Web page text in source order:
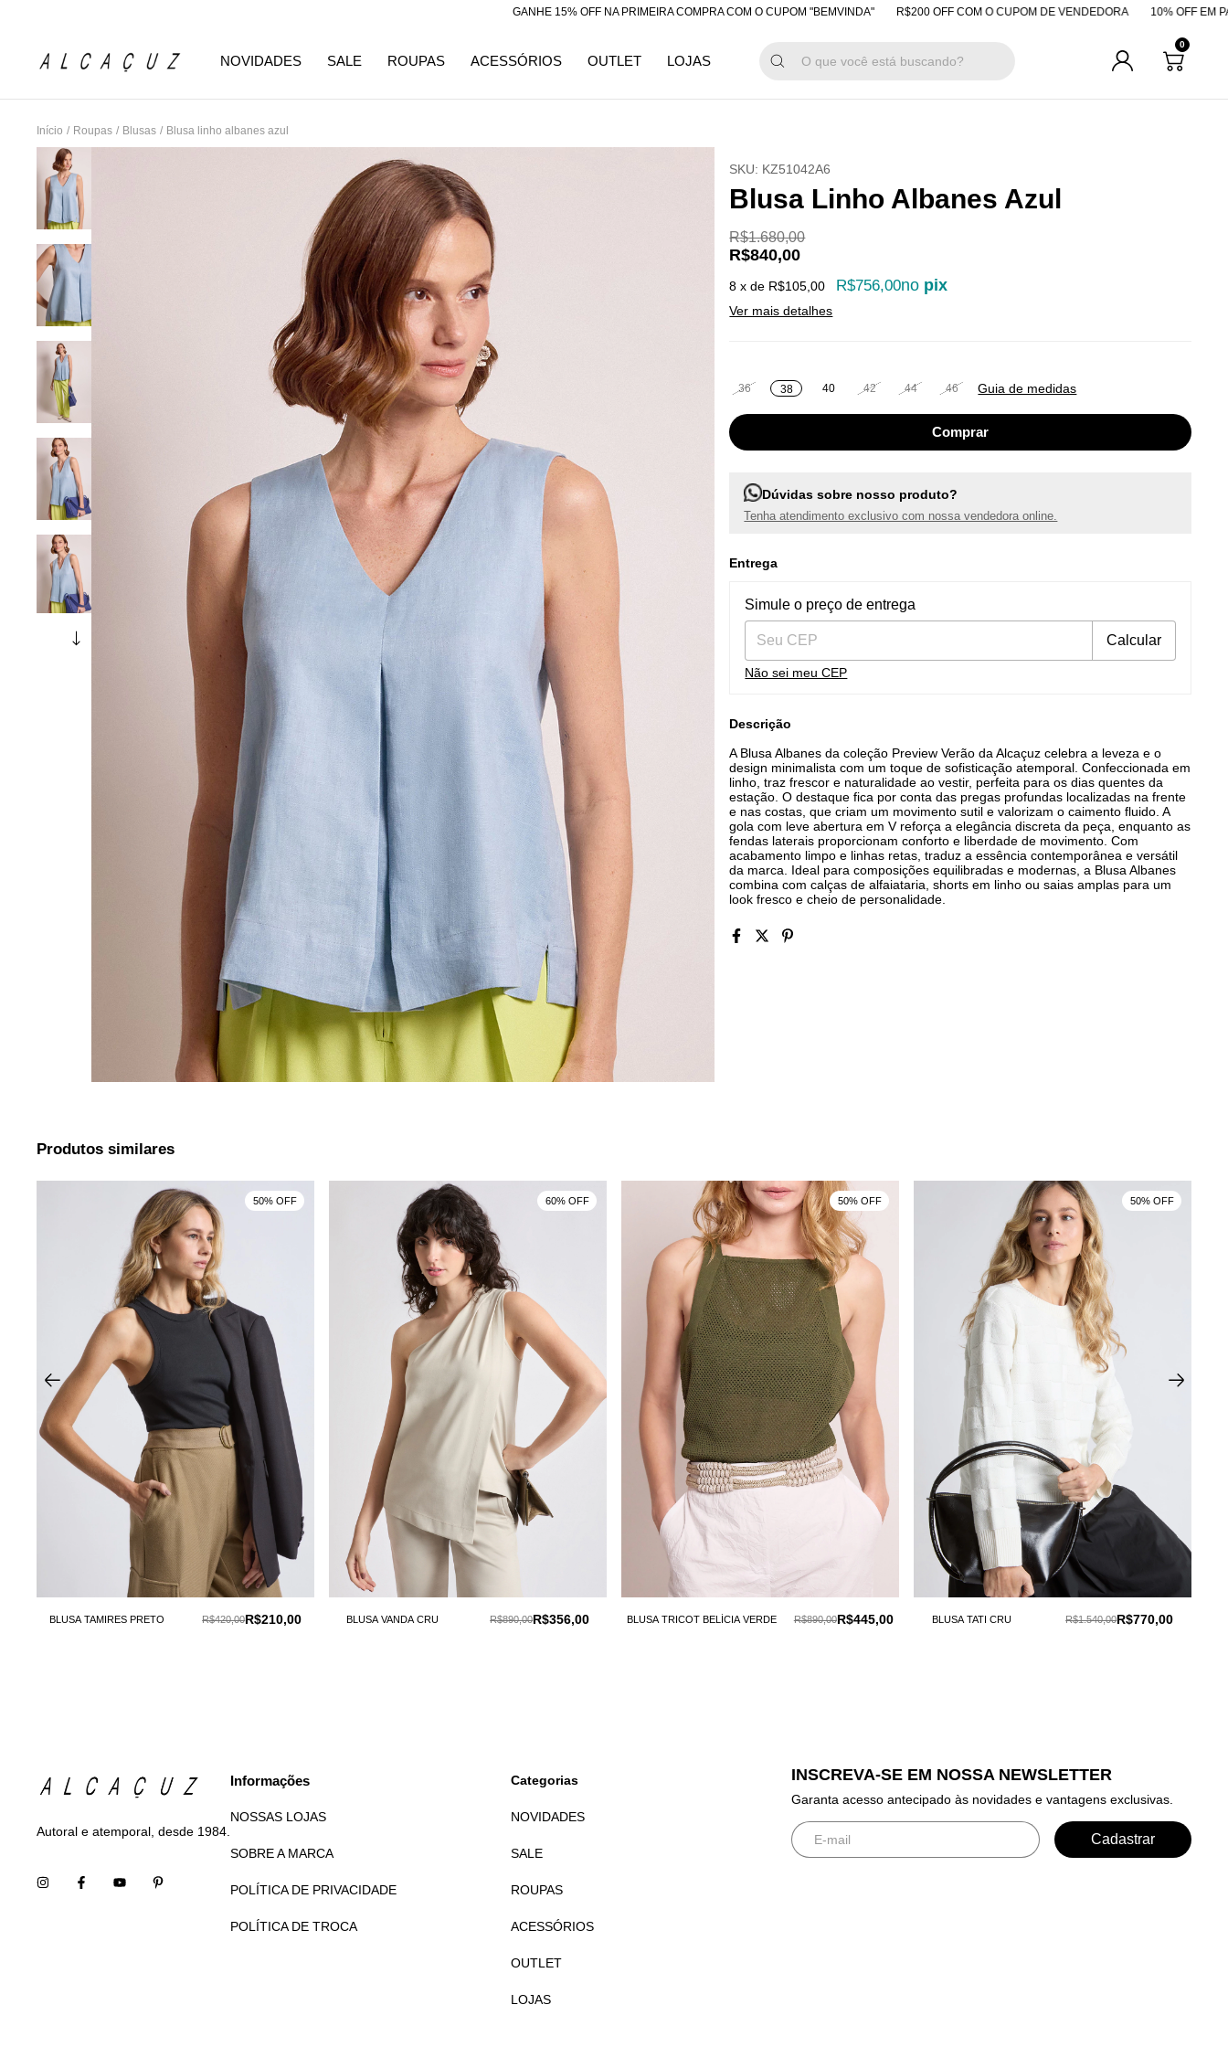
GANHE 15% OFF NA PRIMEIRA COMPRA COM O CUPOM "BEMVINDA" R$200 OFF COM O CUPOM DE VENDEDORA 10% OFF EM
NOVIDADES SALE ROUPAS ACESSÓRIOS OUTLET LOJAS
0
Início / Roupas / Blusas / Blusa linho albanes azul
SKU: KZ51042A6
Blusa Linho Albanes Azul
R$1.680,00
R$840,00
8 x de R$105,00 R$756,00no pix
Ver mais detalhes
36 38 40 42 44 46 Guia de medidas
Dúvidas sobre nosso produto?
Tenha atendimento exclusivo com nossa vendedora online.
Entrega
Entregas para o CEP:
Simule o preço de entrega
Calcular
Não sei meu CEP
Descrição
A Blusa Albanes da coleção Preview Verão da Alcaçuz celebra a leveza e o
design minimalista com um toque de sofisticação atemporal. Confeccionada em
linho, traz frescor e naturalidade ao vestir, perfeita para os dias quentes da
estação. O destaque fica por conta das pregas profundas localizadas na frente
e nas costas, que criam um movimento sutil e valorizam o caimento fluido. A
gola com leve abertura em V reforça a elegância discreta da peça, enquanto as
fendas laterais proporcionam conforto e liberdade de movimento. Com
acabamento limpo e linhas retas, traduz a essência contemporânea e versátil
da marca. Ideal para composições equilibradas e modernas, a Blusa Albanes
combina com calças de alfaiataria, shorts em linho ou saias amplas para um
look fresco e cheio de personalidade.
Produtos similares
BLUSA TAMIRES PRETO R$210,00
R$420,00
50% OFF
BLUSA VANDA CRU R$356,00
R$890,00
60% OFF
BLUSA TRICOT BELÍCIA VERDE R$445,00
R$890,00
50% OFF
BLUSA TATI CRU R$770,00
R$1.540,00
50% OFF
Autoral e atemporal, desde 1984.
Informações
NOSSAS LOJAS
SOBRE A MARCA
POLÍTICA DE PRIVACIDADE
POLÍTICA DE TROCA
Categorias
NOVIDADES
SALE
ROUPAS
ACESSÓRIOS
OUTLET
LOJAS
INSCREVA-SE EM NOSSA NEWSLETTER
Garanta acesso antecipado às novidades e vantagens exclusivas.